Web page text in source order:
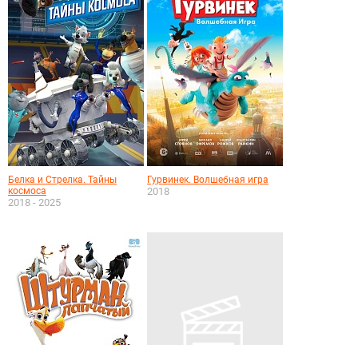
Белка и Стрелка. Тайны
космоса
2018 - 2025
Гурвинек. Волшебная игра
2018